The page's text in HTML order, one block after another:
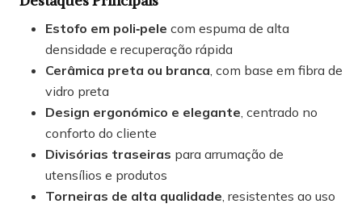
Estofo em poli‑pele com espuma de alta
densidade e recuperação rápida
Cerâmica preta ou branca, com base em fibra de
vidro preta
Design ergonómico e elegante, centrado no
conforto do cliente
Divisórias traseiras para arrumação de
utensílios e produtos
Torneiras de alta qualidade, resistentes ao uso